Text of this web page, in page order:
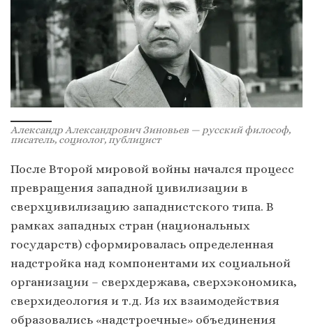
Александр Александрович Зиновьев — русский философ,
писатель, социолог, публицист
После Второй мировой войны начался процесс
превращения западной цивилизации в
сверхцивилизацию западнистского типа. В
рамках западных стран (национальных
государств) сформировалась определенная
надстройка над компонентами их социальной
организации – сверхдержава, сверхэкономика,
сверхидеология и т.д. Из их взаимодействия
образовались «надстроечные» объединения